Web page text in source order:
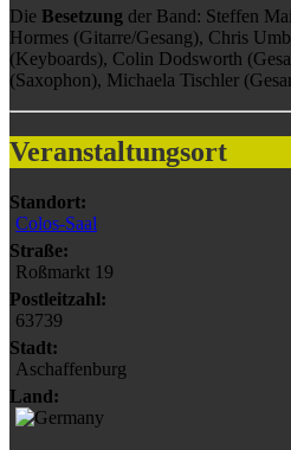
Die Besetzung der Band: Steffen
Hormes (Gitarre/Gesang), Chris
(Keyboards), Colin Dodsworth
(Saxophon), Michaela Tischler
Veranstaltungsort
Standort:
Colos-Saal
Straße:
Roßmarkt 19
Postleitzahl:
63739
Stadt:
Aschaffenburg
Land: